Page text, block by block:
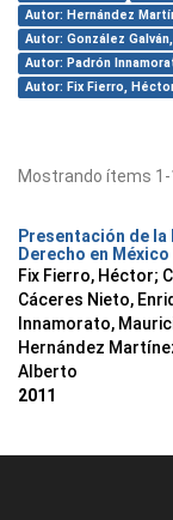
Autor: Hernández
Autor: González
Autor: Padrón
Autor: Fix Fierro,
Mostrando ítems 1-
Presentación de
Derecho en México
Fix Fierro, Héctor;
Cáceres Nieto,
Innamorato,
Hernández
Alberto
2011